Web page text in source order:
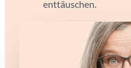
enttäuschen.